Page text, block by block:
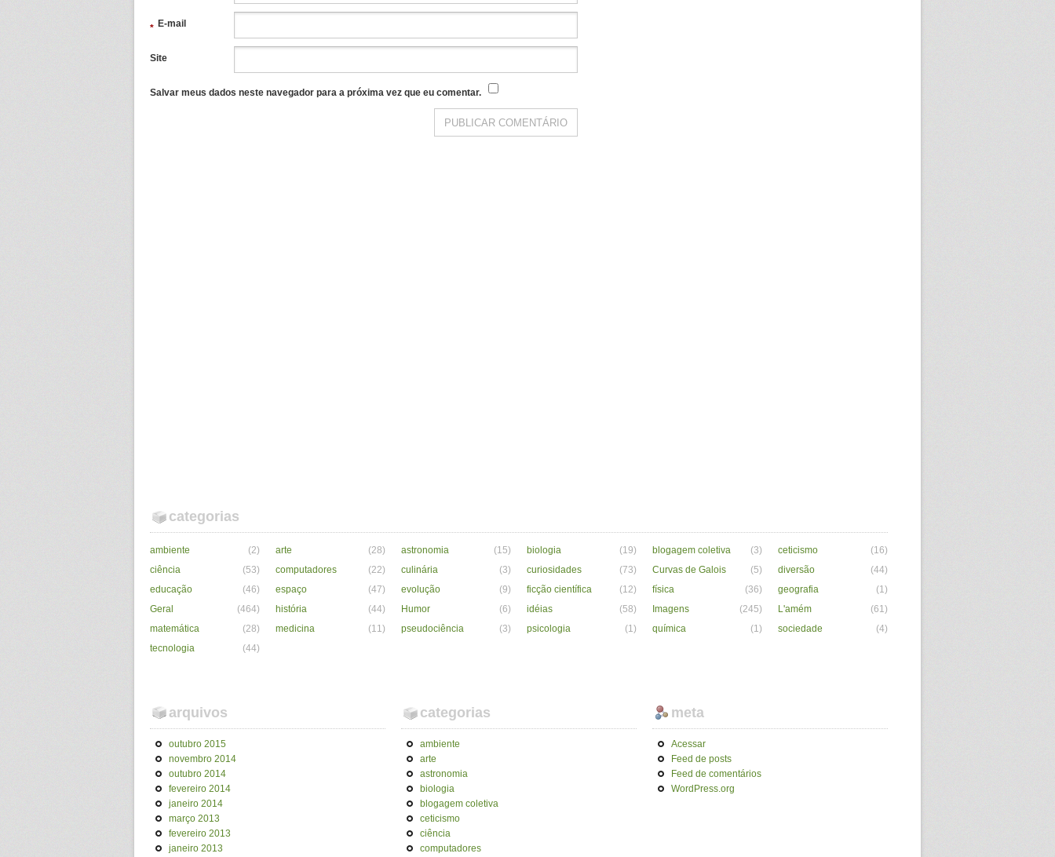
E-mail
*
Site
Salvar meus dados neste navegador para a próxima vez que eu comentar.
categorias
ambiente (2) arte (28) astronomia (15) biologia (19) blogagem coletiva (3) ceticismo
(16)
ciência
(53) computadores (22) culinária (3) curiosidades (73) Curvas de Galois (5) diversão
(44)
educação
(46) espaço (47) evolução (9) ficção científica (12) física (36) geografia
(1)
Geral
(464) história (44) Humor (6) idéias (58) Imagens (245) L'amém
(61)
matemática
(28) medicina (11) pseudociência (3) psicologia (1) química (1) sociedade
(4)
tecnologia
(44)
arquivos
outubro 2015
novembro 2014
outubro 2014
fevereiro 2014
janeiro 2014
março 2013
fevereiro 2013
janeiro 2013
categorias
ambiente
arte
astronomia
biologia
blogagem coletiva
ceticismo
ciência
computadores
meta
Acessar
Feed de posts
Feed de comentários
WordPress.org